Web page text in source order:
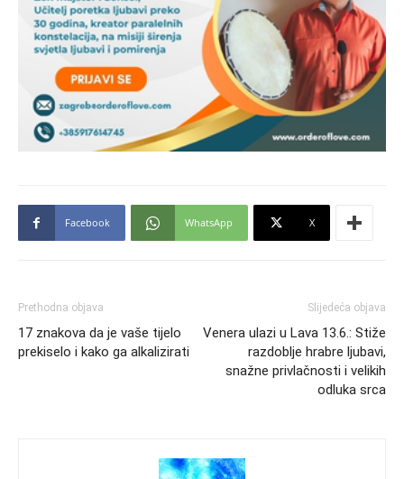
Facebook WhatsApp X
Prethodna objava
17 znakova da je vaše tijelo
prekiselo i kako ga alkalizirati
Slijedeća objava
Venera ulazi u Lava 13.6.: Stiže
razdoblje hrabre ljubavi,
snažne privlačnosti i velikih
odluka srca